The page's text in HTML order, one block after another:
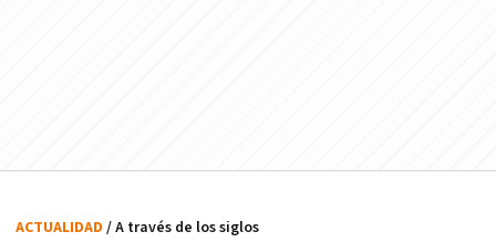
ACTUALIDAD / A través de los siglos